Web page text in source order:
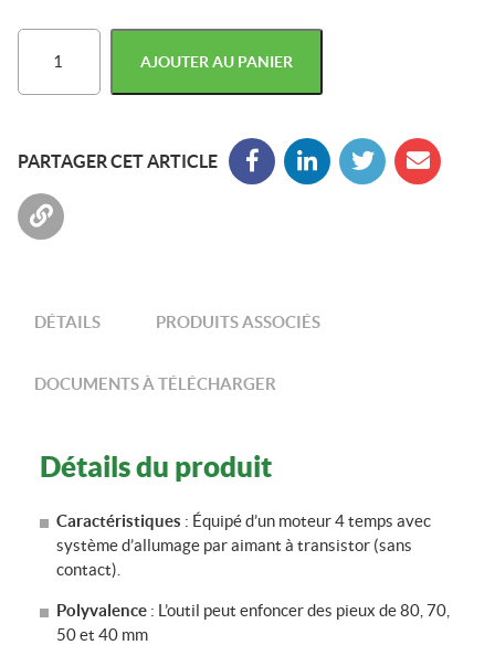
quantité
Enfonce-
type
pour
les
AJOUTER AU PANIER
PARTAGER CET ARTICLE
DÉTAILS PRODUITS ASSOCIÉS
DOCUMENTS À TÉLÉCHARGER
Détails du produit
Caractéristiques : Équipé d’un moteur 4 temps avec
système d’allumage par aimant à transistor (sans
contact).
Polyvalence : L’outil peut enfoncer des pieux de 80, 70,
50 et 40 mm